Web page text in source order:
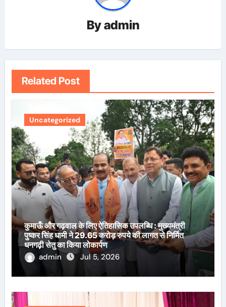
Byadmin
Related Post
Uncategorized
कुमाऊँ और गढ़वाल के लिए ऐतिहासिक उपलब्धि : मुख्यमंत्री
पुष्कर सिंह धामी ने 29.65 करोड़ रुपये की लागत से निर्मित
धनगढ़ी सेतु का किया लोकार्पण
admin
Jul 5, 2026